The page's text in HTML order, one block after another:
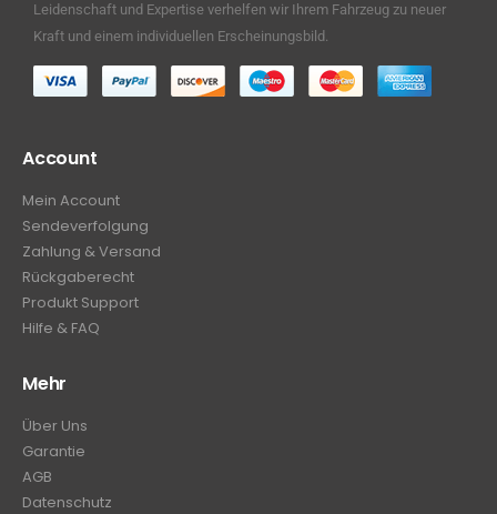
Leidenschaft und Expertise verhelfen wir Ihrem Fahrzeug zu neuer
Kraft und einem individuellen Erscheinungsbild.
Account
Mein Account
Sendeverfolgung
Zahlung & Versand
Rückgaberecht
Produkt Support
Hilfe & FAQ
Mehr
Über Uns
Garantie
AGB
Datenschutz